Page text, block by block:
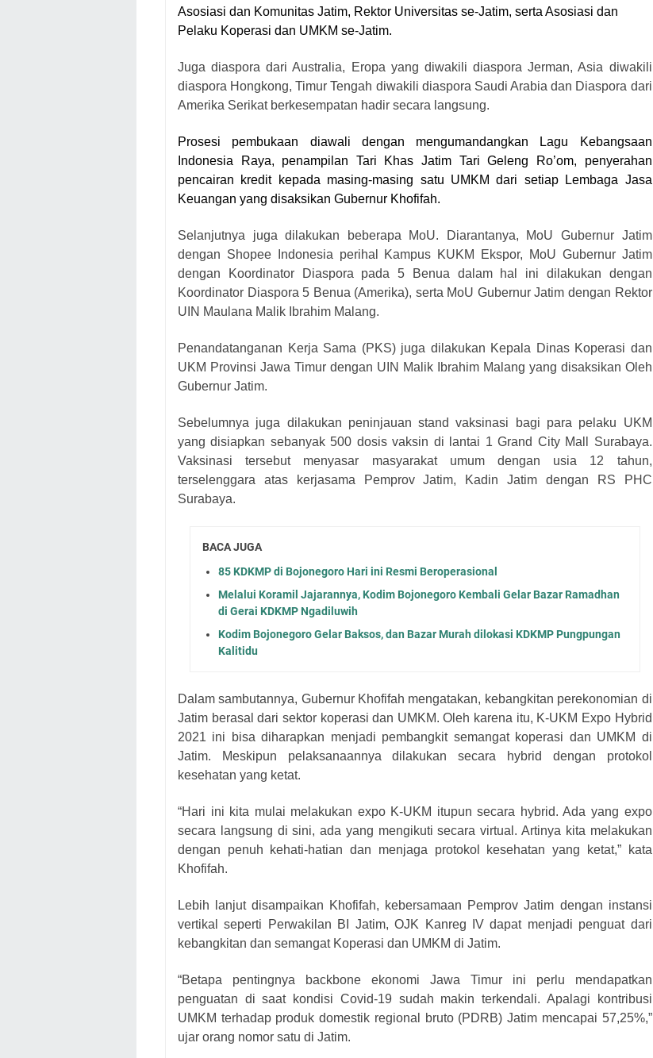
Asosiasi dan Komunitas Jatim, Rektor Universitas se-Jatim, serta Asosiasi dan
Pelaku Koperasi dan UMKM se-Jatim.
Juga diaspora dari Australia, Eropa yang diwakili diaspora Jerman, Asia diwakili
diaspora Hongkong, Timur Tengah diwakili diaspora Saudi Arabia dan Diaspora dari
Amerika Serikat berkesempatan hadir secara langsung.
Prosesi pembukaan diawali dengan mengumandangkan Lagu Kebangsaan
Indonesia Raya, penampilan Tari Khas Jatim Tari Geleng Ro’om, penyerahan
pencairan kredit kepada masing-masing satu UMKM dari setiap Lembaga Jasa
Keuangan yang disaksikan Gubernur Khofifah.
Selanjutnya juga dilakukan beberapa MoU. Diarantanya, MoU Gubernur Jatim
dengan Shopee Indonesia perihal Kampus KUKM Ekspor, MoU Gubernur Jatim
dengan Koordinator Diaspora pada 5 Benua dalam hal ini dilakukan dengan
Koordinator Diaspora 5 Benua (Amerika), serta MoU Gubernur Jatim dengan Rektor
UIN Maulana Malik Ibrahim Malang.
Penandatanganan Kerja Sama (PKS) juga dilakukan Kepala Dinas Koperasi dan
UKM Provinsi Jawa Timur dengan UIN Malik Ibrahim Malang yang disaksikan Oleh
Gubernur Jatim.
Sebelumnya juga dilakukan peninjauan stand vaksinasi bagi para pelaku UKM
yang disiapkan sebanyak 500 dosis vaksin di lantai 1 Grand City Mall Surabaya.
Vaksinasi tersebut menyasar masyarakat umum dengan usia 12 tahun,
terselenggara atas kerjasama Pemprov Jatim, Kadin Jatim dengan RS PHC
Surabaya.
BACA JUGA
85 KDKMP di Bojonegoro Hari ini Resmi Beroperasional
Melalui Koramil Jajarannya, Kodim Bojonegoro Kembali Gelar Bazar Ramadhan
di Gerai KDKMP Ngadiluwih
Kodim Bojonegoro Gelar Baksos, dan Bazar Murah dilokasi KDKMP Pungpungan
Kalitidu
Dalam sambutannya, Gubernur Khofifah mengatakan, kebangkitan perekonomian di
Jatim berasal dari sektor koperasi dan UMKM. Oleh karena itu, K-UKM Expo Hybrid
2021 ini bisa diharapkan menjadi pembangkit semangat koperasi dan UMKM di
Jatim. Meskipun pelaksanaannya dilakukan secara hybrid dengan protokol
kesehatan yang ketat.
“Hari ini kita mulai melakukan expo K-UKM itupun secara hybrid. Ada yang expo
secara langsung di sini, ada yang mengikuti secara virtual. Artinya kita melakukan
dengan penuh kehati-hatian dan menjaga protokol kesehatan yang ketat,” kata
Khofifah.
Lebih lanjut disampaikan Khofifah, kebersamaan Pemprov Jatim dengan instansi
vertikal seperti Perwakilan BI Jatim, OJK Kanreg IV dapat menjadi penguat dari
kebangkitan dan semangat Koperasi dan UMKM di Jatim.
“Betapa pentingnya backbone ekonomi Jawa Timur ini perlu mendapatkan
penguatan di saat kondisi Covid-19 sudah makin terkendali. Apalagi kontribusi
UMKM terhadap produk domestik regional bruto (PDRB) Jatim mencapai 57,25%,”
ujar orang nomor satu di Jatim.